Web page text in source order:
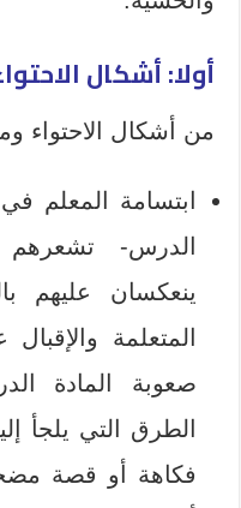
أولا: أشكال
من أشكال الاحتواء
ابتسامة المعلم
الدرس- تشعرهم
ينعكسان عليهم
المتعلمة
صعوبة المادة
الطرق التي يلجأ
فكاهة أو قصة